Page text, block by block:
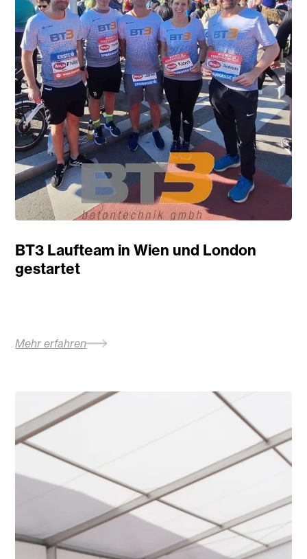
BT3 Laufteam in Wien und London
gestartet
Mehr erfahren